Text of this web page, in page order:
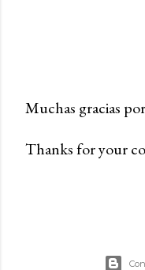
u
Muchas gracias
Thanks for your